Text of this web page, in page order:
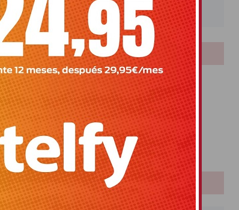
LOTERIAS
Bonoloto
Primitiva
El Gordo
Euromillones
Loteria
Once
PUBLICIDAD